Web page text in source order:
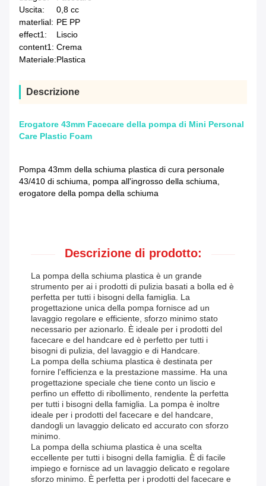
Uscita:
0,8 cc
materlial: PE PP
effect1:
Liscio
content1: Crema
Materiale:Plastica
Descrizione
Erogatore 43mm Facecare della pompa di Mini Personal
Care Plastic Foam
Pompa 43mm della schiuma plastica di cura personale
43/410 di schiuma, pompa all'ingrosso della schiuma,
erogatore della pompa della schiuma
Descrizione di prodotto:
La pompa della schiuma plastica è un grande
strumento per ai i prodotti di pulizia basati a bolla ed è
perfetta per tutti i bisogni della famiglia. La
progettazione unica della pompa fornisce ad un
lavaggio regolare e efficiente, sforzo minimo stato
necessario per azionarlo. È ideale per i prodotti del
facecare e del handcare ed è perfetto per tutti i
bisogni di pulizia, del lavaggio e di Handcare.
La pompa della schiuma plastica è destinata per
fornire l'efficienza e la prestazione massime. Ha una
progettazione speciale che tiene conto un liscio e
perfino un effetto di ribollimento, rendente la perfetta
per tutti i bisogni della famiglia. La pompa è inoltre
ideale per i prodotti del facecare e del handcare,
dandogli un lavaggio delicato ed accurato con sforzo
minimo.
La pompa della schiuma plastica è una scelta
eccellente per tutti i bisogni della famiglia. È di facile
impiego e fornisce ad un lavaggio delicato e regolare
sforzo minimo. È perfetta per i prodotti del facecare e